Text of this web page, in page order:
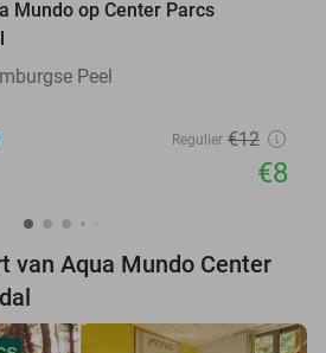
Mundo op Center Parcs
Peel
Regulier €12
€8
van Aqua Mundo Center